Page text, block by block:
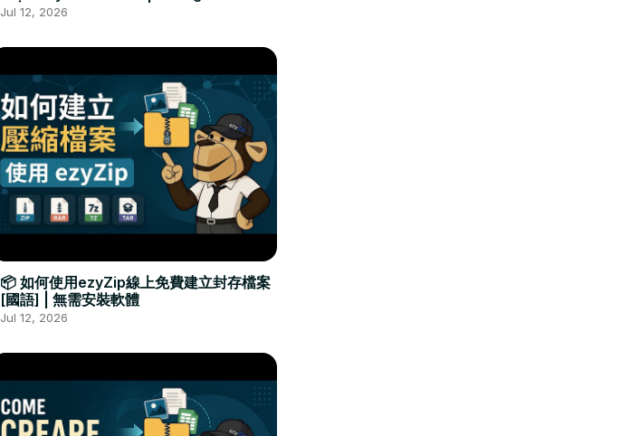
Đặt Phần Mềm
Jul 12, 2026
📦 如何使用ezyZip線上免費建立封存檔案
[國語] | 無需安裝軟體
Jul 12, 2026